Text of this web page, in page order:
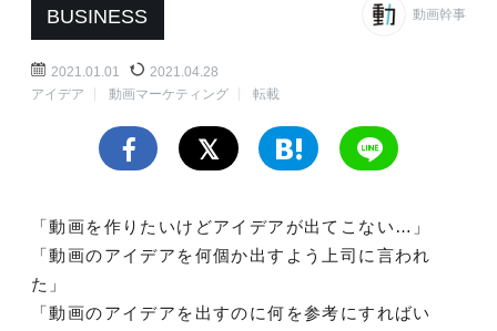
BUSINESS 動画幹事
2021.01.01
2021.04.28
アイデア
動画マーケティング 転載
「動画を作りたいけどアイデアが出てこない…」
「動画のアイデアを何個か出すよう上司に言われ
た」
「動画のアイデアを出すのに何を参考にすればい